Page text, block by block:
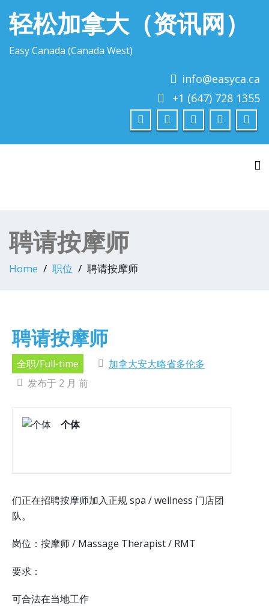
轻松加拿大（资讯网）
Easy Canada (Canada West)
info@easyca.ca
+1 (647) 728 1355
聘请按摩师
Home 职位 聘请按摩师
聘请按摩师
全职/Full-time
加拿大安大略省多伦多
发布于 2 月 前
个体
们正在招聘按摩师加入正规 spa / wellness 门店团
队。
岗位：按摩师 / Massage Therapist / RMT
要求：
可合法在当地工作